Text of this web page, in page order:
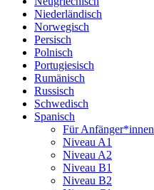
Niederländisch
Norwegisch
Persisch
Polnisch
Portugiesisch
Rumänisch
Russisch
Schwedisch
Spanisch
Für Anfänger*innen
Niveau A1
Niveau A2
Niveau B1
Niveau B2